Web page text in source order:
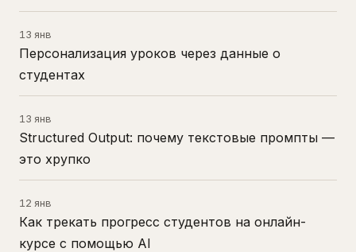
13 янв
Персонализация уроков через данные о
студентах
13 янв
Structured Output: почему текстовые промпты —
это хрупко
12 янв
Как трекать прогресс студентов на онлайн-
курсе с помощью AI